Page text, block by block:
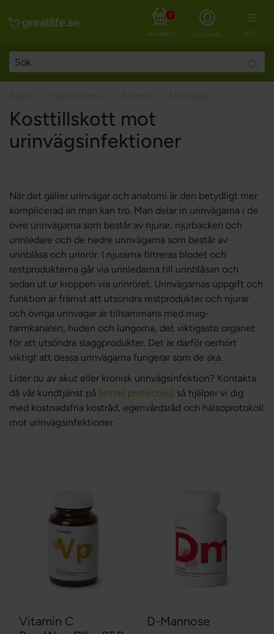
MENY
LOGGA IN
VARUKORG
0
Kosttillskott mot
urinvägsinfektioner
När det gäller urinvägar och anatomi är den betydligt mer
komplicerad än man kan tro. Man delar in urinvägarna i de
övre urinvägarna som består av njurar, njurbäcken och
urinledare och de nedre urinvägarna som består av
urinblåsa och urinrör. I njurarna filtreras blodet och
restprodukterna går via urinledarna till urinblåsan och
sedan ut ur kroppen via urinröret. Urinvägarnas uppgift och
funktion är främst att utsöndra restprodukter och njurar
och övriga urinvägar är tillsammans med mag-
tarmkanalen, huden och lungorna, det viktigaste organet
för att utsöndra slaggprodukter. Det är därför oerhört
viktigt att dessa urinvägarna fungerar som de ska.
Lider du av akut eller kronisk urinvägsinfektion? Kontakta
då vår kundtjänst på [email protected] så hjälper vi dig
med kostnadsfria kostråd, egenvårdsråd och hälsoprotokoll
mot urinvägsinfektioner.
Vitamin C
D-Mannose